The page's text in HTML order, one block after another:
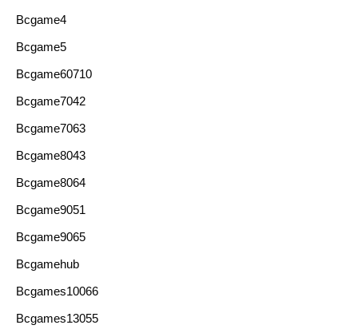
Bcgame4
Bcgame5
Bcgame60710
Bcgame7042
Bcgame7063
Bcgame8043
Bcgame8064
Bcgame9051
Bcgame9065
Bcgamehub
Bcgames10066
Bcgames13055